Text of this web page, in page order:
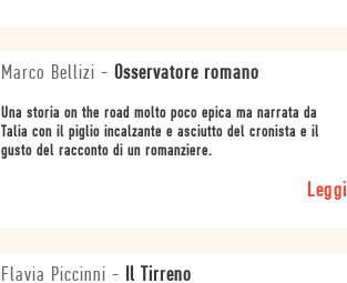
Marco Bellizi - Osservatore romano
Una storia on the road molto poco epica ma narrata da
Talia con il piglio incalzante e asciutto del cronista e il
gusto del racconto di un romanziere.
Leggi
Flavia Piccinni - Il Tirreno